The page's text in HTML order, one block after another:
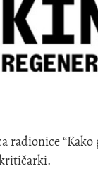
radionice